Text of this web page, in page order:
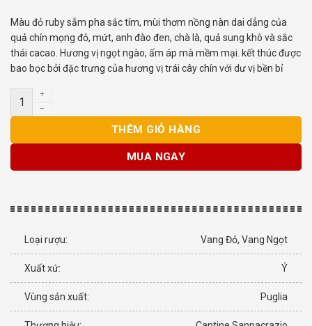
Màu đỏ ruby sẫm pha sắc tím, mùi thơm nồng nàn dai dẳng của
quả chín mọng đỏ, mứt, anh đào đen, chà là, quả sung khô và sắc
thái cacao. Hương vị ngọt ngào, ấm áp mà mềm mại. kết thúc được
bao bọc bởi đặc trưng của hương vị trái cây chín với dư vị bền bỉ
Rượu Vang Ý Cantine IL Cavaliere Rosso số lượng
THÊM GIỎ HÀNG
MUA NGAY
Loại rượu: Vang Đỏ, Vang Ngọt
Xuất xứ: Ý
Vùng sản xuất: Puglia